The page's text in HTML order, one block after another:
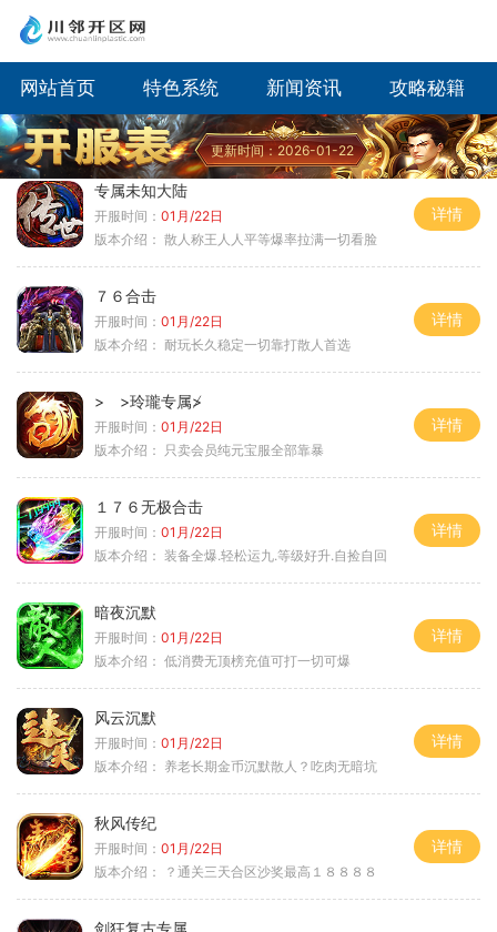
网站首页 特色系统 新闻资讯 攻略秘籍
更新时间：2026-01-22
专属未知大陆
开服时间： 01月/22日
版本介绍： 散人称王人人平等爆率拉满一切看脸
详情
７６合击
开服时间： 01月/22日
版本介绍： 耐玩长久稳定一切靠打散人首选
详情
> >玲瓏专属≯
开服时间： 01月/22日
版本介绍： 只卖会员纯元宝服全部靠暴
详情
１７６无极合击
开服时间： 01月/22日
版本介绍： 装备全爆.轻松运九.等级好升.自捡自回
详情
暗夜沉默
开服时间： 01月/22日
版本介绍： 低消费无顶榜充值可打一切可爆
详情
风云沉默
开服时间： 01月/22日
版本介绍： 养老长期金币沉默散人？吃肉无暗坑
详情
秋风传纪
开服时间： 01月/22日
版本介绍：
？通关三天合区沙奖最高１８８８８
详情